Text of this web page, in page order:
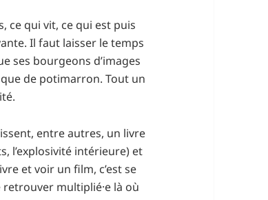
ce qui vit, ce qui est puis
Il faut laisser le temps
ses bourgeons d’images
de potimarron. Tout un
entre autres, un livre
l’explosivité intérieure) et
et voir un film, c’est se
multiplié⸱e là où